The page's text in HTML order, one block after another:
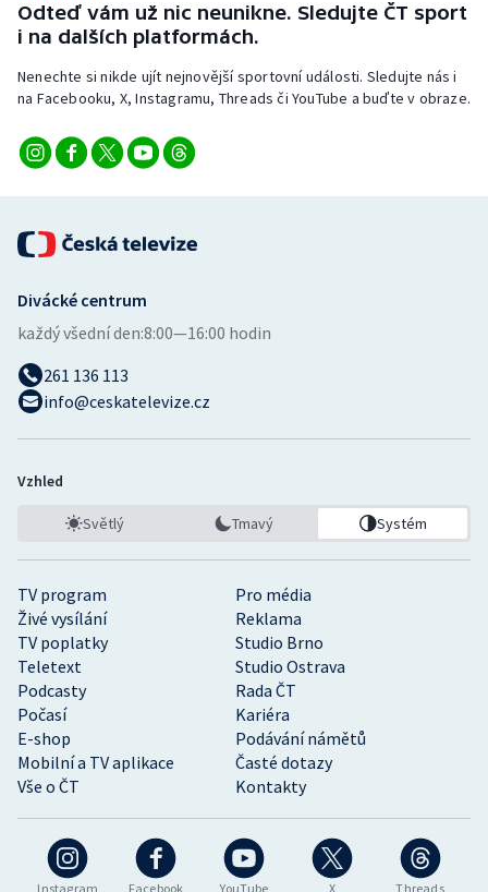
Odteď vám už nic neunikne. Sledujte ČT sport
i na dalších platformách.
Nenechte si nikde ujít nejnovější sportovní události. Sledujte nás i
na Facebooku, X, Instagramu, Threads či YouTube a buďte v obraze.
Instagram Facebook YouTube X Threads
TV program
Pro média
Živé vysílání
Reklama
TV poplatky
Studio Brno
Teletext
Studio Ostrava
Podcasty
Rada ČT
Počasí
Kariéra
E-shop
Podávání námětů
Mobilní a TV aplikace
Časté dotazy
Vše o ČT
Kontakty
Divácké centrum
každý všední den:8:00—16:00 hodin
261 136 113
info@ceskatelevize.cz
Vzhled
Světlý Tmavý Systém